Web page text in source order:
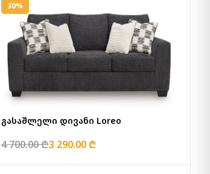
30%
გასაშლელი დივანი Loreo
4 700.00 ₾3 290.00 ₾